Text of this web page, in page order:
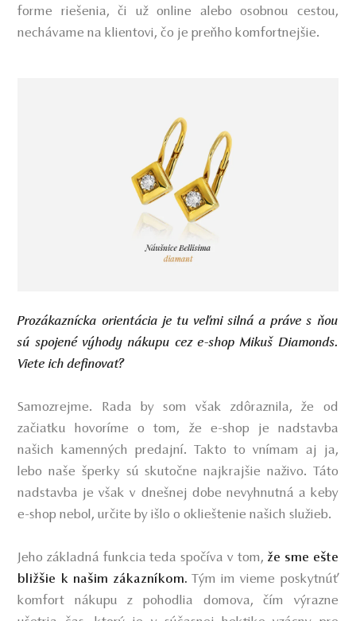
forme riešenia, či už online alebo osobnou cestou,
nechávame na klientovi, čo je preňho komfortnejšie.
Prozákaznícka orientácia je tu veľmi silná a práve s ňou
sú spojené výhody nákupu cez e-shop Mikuš Diamonds.
Viete ich definovať?
Samozrejme. Rada by som však zdôraznila, že od
začiatku hovoríme o tom, že e-shop je nadstavba
našich kamenných predajní. Takto to vnímam aj ja,
lebo naše šperky sú skutočne najkrajšie naživo. Táto
nadstavba je však v dnešnej dobe nevyhnutná a keby
e-shop nebol, určite by išlo o oklieštenie našich služieb.
Jeho základná funkcia teda spočíva v tom, že sme ešte
bližšie k našim zákazníkom. Tým im vieme poskytnúť
komfort nákupu z pohodlia domova, čím výrazne